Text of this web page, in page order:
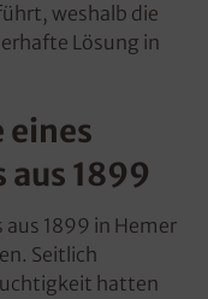
weshalb die
Lösung in
eines
1899
aus 1899 in Hemer
Seitlich
hatten